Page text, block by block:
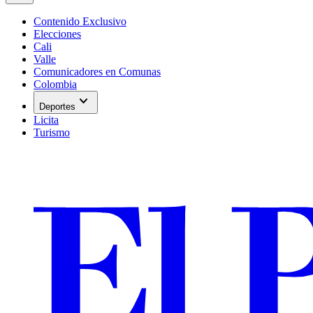
Contenido Exclusivo
Elecciones
Cali
Valle
Comunicadores en Comunas
Colombia
Deportes expand_more
Licita
Turismo